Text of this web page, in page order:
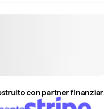
con partner